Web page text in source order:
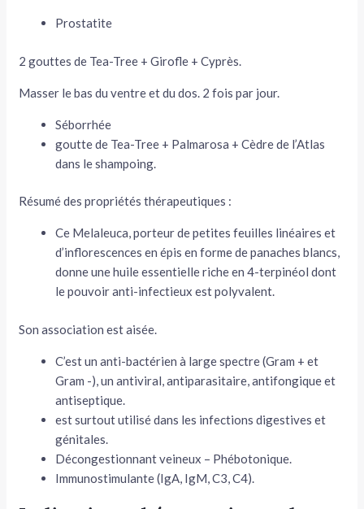
Prostatite
2 gouttes de Tea-Tree + Girofle + Cyprès.
Masser le bas du ventre et du dos. 2 fois par jour.
Séborrhée
goutte de Tea-Tree + Palmarosa + Cèdre de l’Atlas
dans le shampoing.
Résumé des propriétés thérapeutiques :
Ce Melaleuca, porteur de petites feuilles linéaires et
d’inflorescences en épis en forme de panaches blancs,
donne une huile essentielle riche en 4-terpinéol dont
le pouvoir anti-infectieux est polyvalent.
Son association est aisée.
C’est un anti-bactérien à large spectre (Gram + et
Gram -), un antiviral, antiparasitaire, antifongique et
antiseptique.
est surtout utilisé dans les infections digestives et
génitales.
Décongestionnant veineux – Phébotonique.
Immunostimulante (IgA, IgM, C3, C4).